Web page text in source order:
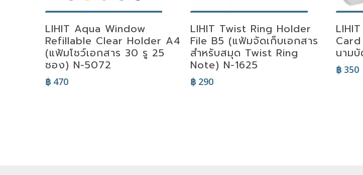
LIHIT Aqua Window
Refillable Clear Holder A4
(แฟ้มโชว์เอกสาร 30 รู 25
ซอง) N-5072
฿ 470
LIHIT Twist Ring Holder
File B5 (แฟ้มจัดเก็บเอกสาร
สำหรับสมุด Twist Ring
Note) N-1625
฿ 290
นาม
฿350